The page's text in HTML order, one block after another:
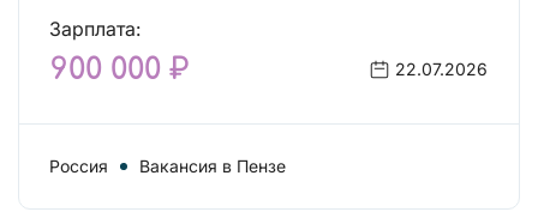
Зарплата:
900 000 ₽ 22.07.2026
Россия Вакансия в Пензе